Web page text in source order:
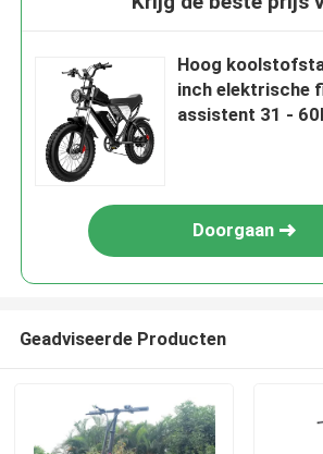
Hoog
inch elektrische
assistent 31 -
Doorgaan
Geadviseerde Producten